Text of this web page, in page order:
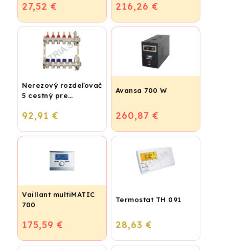
27,52 € 216,26 €
Nerezový rozdeľovač
5 cestný pre
vykurovanie
92,91 €
Avansa 700 W
260,87 €
Vaillant multiMATIC
700
175,59 €
Termostat TH 091
28,63 €